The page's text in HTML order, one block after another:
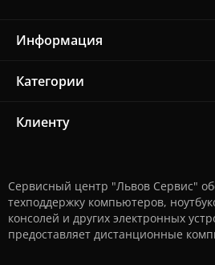
Информация
Категории
Клиенту
Сервисный центр "Львов Сервис"
техподдержку компьютеров,
консолей и других электронных
предоставляет дистанционные